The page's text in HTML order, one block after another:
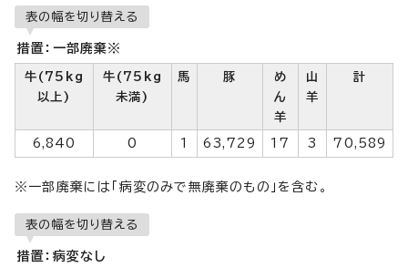
表の幅を切り替える
措置：一部廃棄※
牛(75kg
以上)
牛(75kg
未満)
馬 豚
め
ん
羊
山
羊
計
6,840 0 1 63,729 17 3 70,589
※一部廃棄には「病変のみで無廃棄のもの」を含む。
表の幅を切り替える
措置：病変なし